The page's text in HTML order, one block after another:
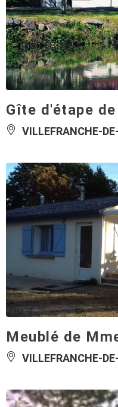
Gîte d'étape
VILLEFRANCHE-
Meublé de
VILLEFRANCHE-